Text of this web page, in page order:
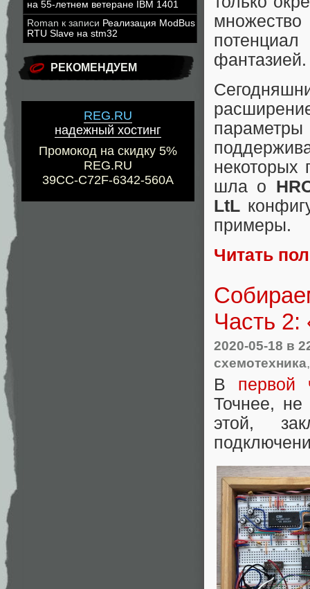
на 55-летнем ветеране IBM 1401
Roman к записи Реализация ModBus
RTU Slave на stm32
РЕКОМЕНДУЕМ
REG.RU
надежный хостинг
Промокод на скидку 5%
REG.RU
39CC-C72F-6342-560A
фантазией.
некоторых
шла о
LtL
примеры.
Читать
Часть 2:
2020-05-18 в
схемотехника
В первой
Точнее,
этой,